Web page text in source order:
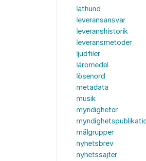
lathund
leveransansvar
leveranshistorik
leveransmetoder
ljudfiler
läromedel
lösenord
metadata
musik
myndigheter
målgrupper
nyhetsbrev
nyhetssajter